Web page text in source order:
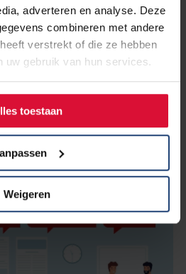
adverteren en analyse. Deze
combineren met andere
verstrekt of die ze hebben
uw gebruik van hun services.
toestaan
Weigeren
of via een
de artsen